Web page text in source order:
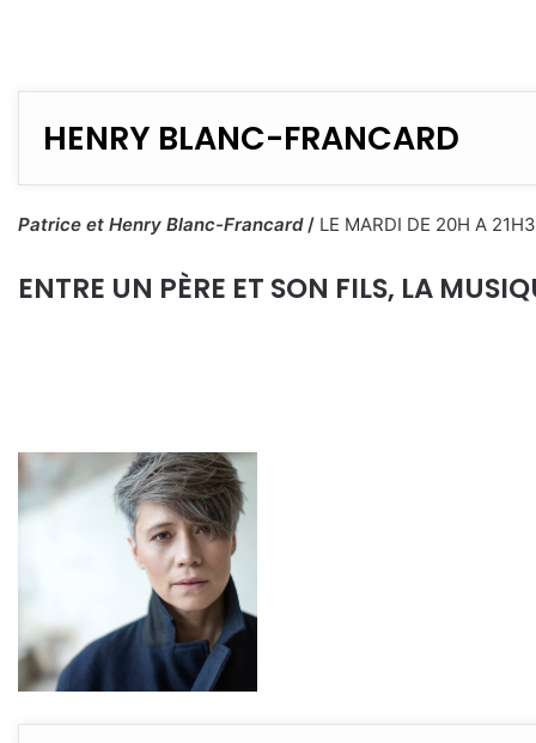
HENRY BLANC-FRANCARD
Patrice et Henry Blanc-Francard / LE MARDI DE 20H A
ENTRE UN PÈRE ET SON FILS, LA